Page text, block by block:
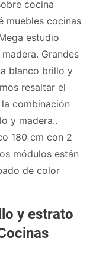
cocina
muebles cocinas
estudio
Grandes
blanco brillo y
resaltar el
combinación
y madera..
180 cm con 2
módulos están
de color
y estrato